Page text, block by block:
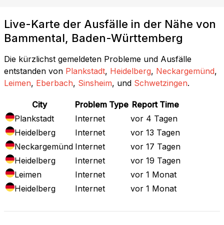
Live-Karte der Ausfälle in der Nähe von
Bammental, Baden-Württemberg
Die kürzlichst gemeldeten Probleme und Ausfälle
entstanden von Plankstadt, Heidelberg, Neckargemünd,
Leimen, Eberbach, Sinsheim, und Schwetzingen.
City Problem Type Report Time
Plankstadt
Internet
vor 4 Tagen
Heidelberg
Internet
vor 13 Tagen
Neckargemünd Internet
vor 17 Tagen
Heidelberg
Internet
vor 19 Tagen
Leimen
Internet
vor 1 Monat
Heidelberg
Internet vor 1 Monat